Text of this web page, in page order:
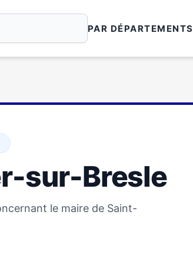
PAR DÉPARTEMENTS
sur-Bresle
le maire de Saint-